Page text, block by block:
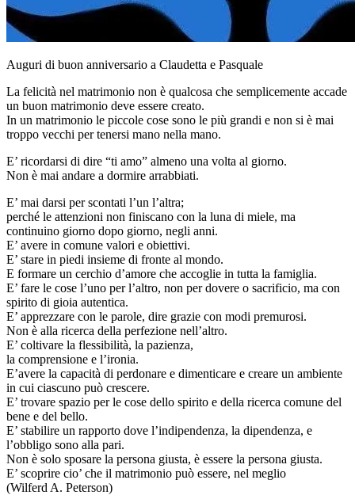
Auguri di buon anniversario a Claudetta e Pasquale
La felicità nel matrimonio non è qualcosa che semplicemente accade
un buon matrimonio deve essere creato.
In un matrimonio le piccole cose sono le più grandi e non si è mai
troppo vecchi per tenersi mano nella mano.
E’ ricordarsi di dire “ti amo” almeno una volta al giorno.
Non è mai andare a dormire arrabbiati.
E’ mai darsi per scontati l’un l’altra;
perché le attenzioni non finiscano con la luna di miele, ma
continuino giorno dopo giorno, negli anni.
E’ avere in comune valori e obiettivi.
E’ stare in piedi insieme di fronte al mondo.
E formare un cerchio d’amore che accoglie in tutta la famiglia.
E’ fare le cose l’uno per l’altro, non per dovere o sacrificio, ma con
spirito di gioia autentica.
E’ apprezzare con le parole, dire grazie con modi premurosi.
Non è alla ricerca della perfezione nell’altro.
E’ coltivare la flessibilità, la pazienza,
la comprensione e l’ironia.
E’avere la capacità di perdonare e dimenticare e creare un ambiente
in cui ciascuno può crescere.
E’ trovare spazio per le cose dello spirito e della ricerca comune del
bene e del bello.
E’ stabilire un rapporto dove l’indipendenza, la dipendenza, e
l’obbligo sono alla pari.
Non è solo sposare la persona giusta, è essere la persona giusta.
E’ scoprire cio’ che il matrimonio può essere, nel meglio
(Wilferd A. Peterson)